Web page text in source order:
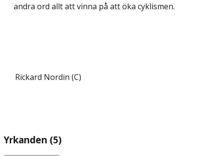
andra ord allt att vinna på att öka cyklismen.
Rickard Nordin (C)
Yrkanden (5)